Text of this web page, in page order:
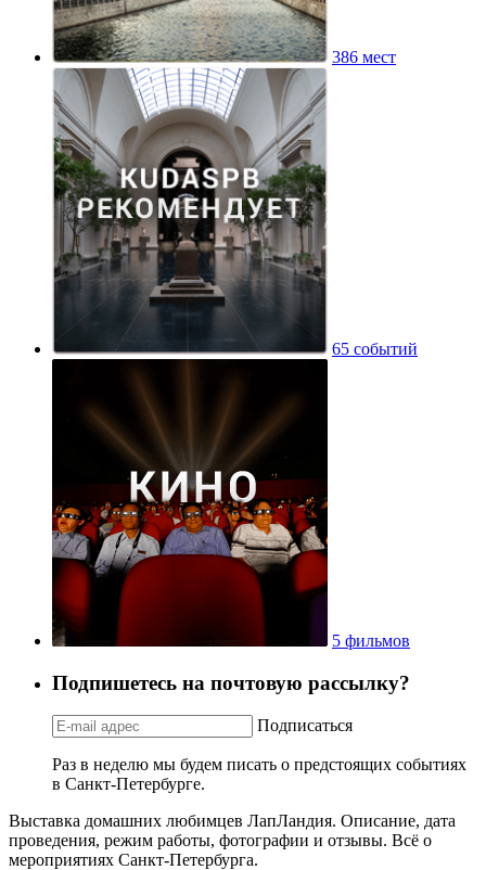
386 мест
65 событий
5 фильмов
Подпишетесь на почтовую рассылку?
Подписаться
Раз в неделю мы будем писать о предстоящих событиях
в Санкт-Петербурге.
Выставка домашних любимцев ЛапЛандия. Описание, дата
проведения, режим работы, фотографии и отзывы. Всё о
мероприятиях Санкт-Петербурга.